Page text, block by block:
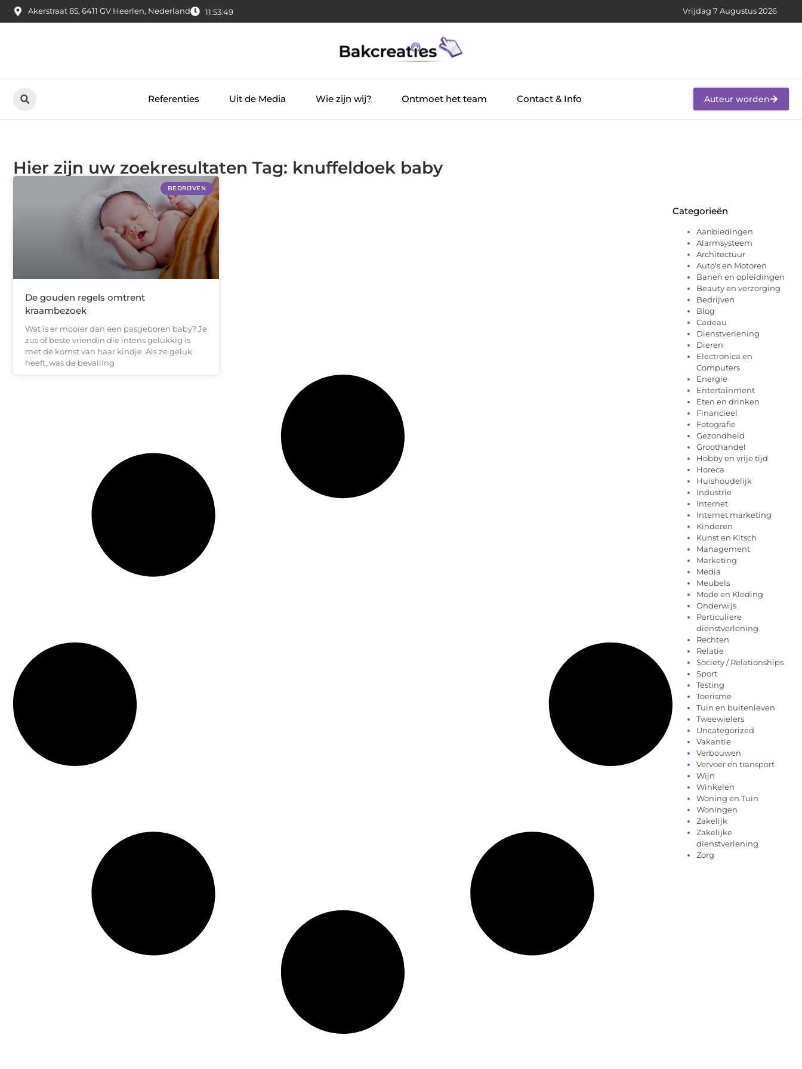
Akerstraat 85, 6411 GV Heerlen, Nederland 11:53:50 Vrijdag 7 Augustus 2026
Referenties Uit de Media Wie zijn wij? Ontmoet het team Contact & Info Auteur worden
Hier zijn uw zoekresultaten Tag: knuffeldoek baby
BEDRIJVEN
De gouden regels omtrent
kraambezoek
Wat is er mooier dan een pasgeboren baby? Je
zus of beste vriendin die intens gelukkig is
met de komst van haar kindje. Als ze geluk
heeft, was de bevalling
Categorieën
Aanbiedingen
Alarmsysteem
Architectuur
Auto's en Motoren
Banen en opleidingen
Beauty en verzorging
Bedrijven
Blog
Cadeau
Dienstverlening
Dieren
Electronica en
Computers
Energie
Entertainment
Eten en drinken
Financieel
Fotografie
Gezondheid
Groothandel
Hobby en vrije tijd
Horeca
Huishoudelijk
Industrie
Internet
Internet marketing
Kinderen
Kunst en Kitsch
Management
Marketing
Media
Meubels
Mode en Kleding
Onderwijs
Particuliere
dienstverlening
Rechten
Relatie
Society / Relationships
Sport
Testing
Toerisme
Tuin en buitenleven
Tweewielers
Uncategorized
Vakantie
Verbouwen
Vervoer en transport
Wijn
Winkelen
Woning en Tuin
Woningen
Zakelijk
Zakelijke
dienstverlening
Zorg